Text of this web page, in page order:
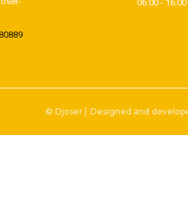
06:00 - 16:00
© Djoser | Designed and